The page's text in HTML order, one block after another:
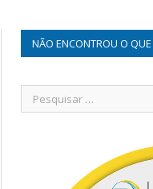
NÃO ENCONTROU O